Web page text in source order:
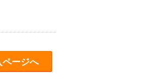
ページへ